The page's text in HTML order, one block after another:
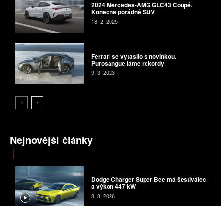
2024 Mercedes-AMG GLC43 Coupé.
Konečně pořádné SUV
18. 2. 2025
Ferrari se vytasilo s novinkou.
Purosangue láme rekordy
9. 3. 2023
Nejnovější články
Dodge Charger Super Bee má šestiválec
a výkon 447 kW
8. 8. 2026